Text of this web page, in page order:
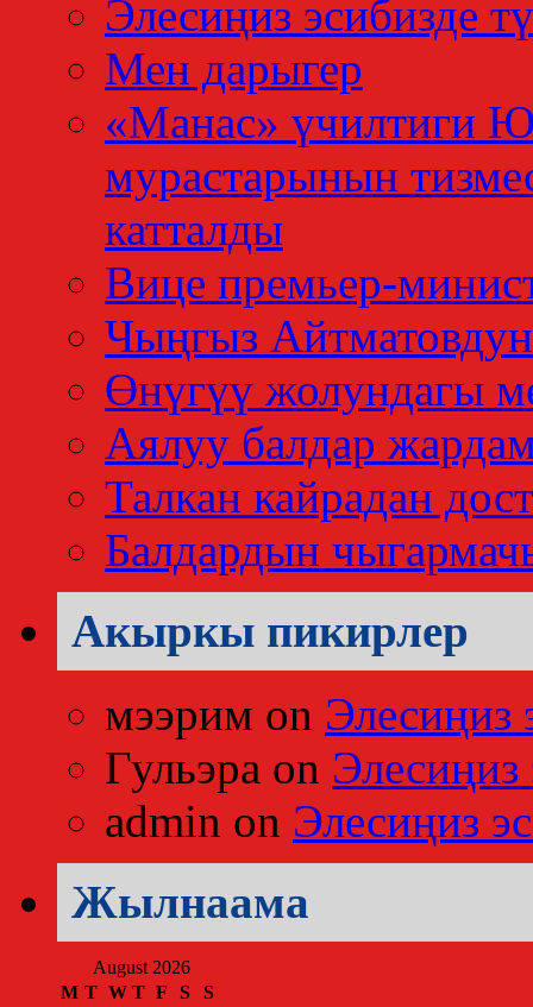
Элесиңиз эсибизде
Мен дарыгер
«Манас» үчилтиги
мурастарынын
катталды
Вице премьер-
Чыңгыз
Өнүгүү жолундагы
Аялуу балдар
Талкан кайрадан
Балдардын
Акыркы пикирлер
мээрим on Элесиңиз
Гульэра on Элесиңиз
admin on Элесиңиз
Жылнаама
August 2026
M T W T F S
S